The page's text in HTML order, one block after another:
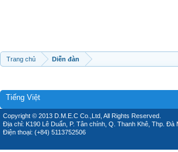
Trang chủ Diễn đàn
Tiếng Việt
Copyright © 2013 D.M.E.C Co.,Ltd, All Rights Reserved.
Địa chỉ: K190 Lê Duẩn, P. Tân chính, Q. Thanh Khê, Thp. Đà
Điện thoại: (+84) 5113752506